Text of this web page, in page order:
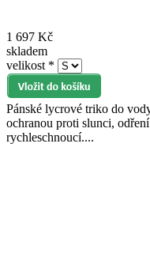
1 697 Kč
skladem
velikost *
Pánské lycrové triko do
ochranou proti slunci,
rychleschnoucí....